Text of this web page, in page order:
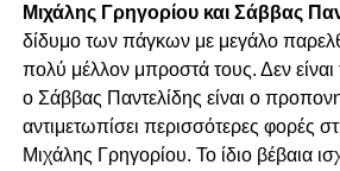
Mιχάλης Γρηγορίου και Σάββας
δίδυμο των πάγκων με μεγάλο
πολύ μέλλον μπροστά τους. Δεν είναι
ο Σάββας Παντελίδης είναι ο
αντιμετωπίσει περισσότερες φορές
Μιχάλης Γρηγορίου. Το ίδιο βέβαια